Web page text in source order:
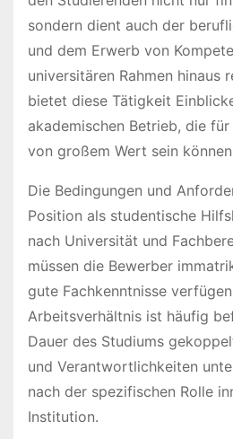
sondern dient auch der
und dem Erwerb von
universitären Rahmen hinaus
bietet diese Tätigkeit
akademischen Betrieb, die
von großem Wert sein
Die Bedingungen und
Position als studentische
nach Universität und
müssen die Bewerber
gute Fachkenntnisse
Arbeitsverhältnis ist häufig
Dauer des Studiums
und Verantwortlichkeiten
nach der spezifischen Rolle
Institution.